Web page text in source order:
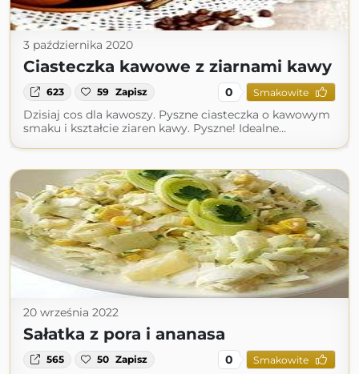
3 października 2020
Ciasteczka kawowe z ziarnami kawy
623 59 Zapisz 0 Smakowite
Dzisiaj cos dla kawoszy. Pyszne ciasteczka o kawowym
smaku i kształcie ziaren kawy. Pyszne! Idealne…
20 września 2022
Sałatka z pora i ananasa
565 50 Zapisz 0 Smakowite